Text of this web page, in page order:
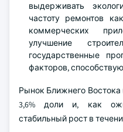
выдерживать
частоту ремонтов
коммерческих
улучшение
государственные
факторов,
Рынок Ближнего Востока
3,6% доли и, как
стабильный рост в